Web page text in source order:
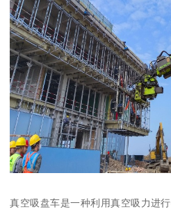
真空吸盘车是一种利用真空吸力进